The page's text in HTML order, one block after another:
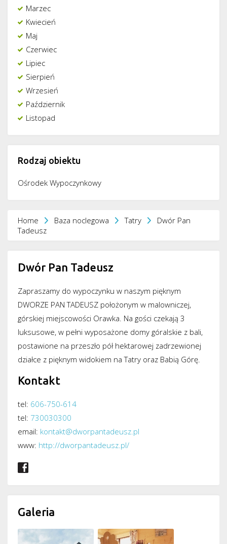
Marzec
Kwiecień
Maj
Czerwiec
Lipiec
Sierpień
Wrzesień
Październik
Listopad
Rodzaj obiektu
Ośrodek Wypoczynkowy
Home Baza noclegowa Tatry
Dwór Pan
Tadeusz
Dwór Pan Tadeusz
Zapraszamy do wypoczynku w naszym pięknym
DWORZE PAN TADEUSZ położonym w malowniczej,
górskiej miejscowości Orawka. Na gości czekają 3
luksusowe, w pełni wyposażone domy góralskie z bali,
postawione na przeszło pół hektarowej zadrzewionej
działce z pięknym widokiem na Tatry oraz Babią Górę.
Kontakt
tel: 606-750-614
tel: 730030300
email: kontakt@dworpantadeusz.pl
www: http://dworpantadeusz.pl/
Galeria